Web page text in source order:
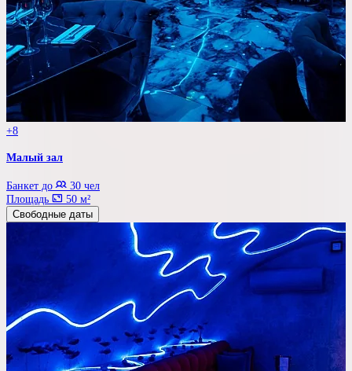
+8
Малый зал
Банкет до
30 чел
Площадь
50 м²
Свободные даты